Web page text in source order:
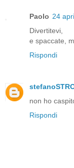
Paolo 24
Divertitevi,
e spaccate,
Rispondi
non ho
Rispondi